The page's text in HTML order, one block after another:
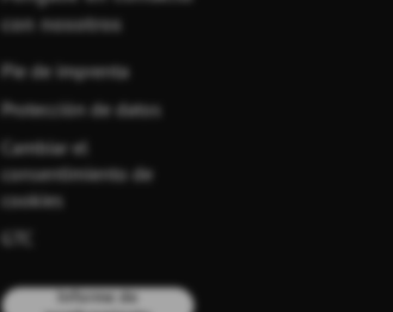
con nosotros
Pie de imprenta
Protección de datos
Cambiar el
consentimiento de
cookies
Informe de